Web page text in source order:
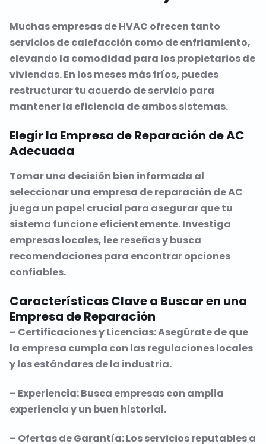
Muchas empresas de HVAC ofrecen tanto
servicios de calefacción como de enfriamiento,
elevando la comodidad para los propietarios de
viviendas. En los meses más fríos, puedes
restructurar tu acuerdo de servicio para
mantener la eficiencia de ambos sistemas.
Elegir la Empresa de Reparación de AC
Adecuada
Tomar una decisión bien informada al
seleccionar una empresa de reparación de AC
juega un papel crucial para asegurar que tu
sistema funcione eficientemente. Investiga
empresas locales, lee reseñas y busca
recomendaciones para encontrar opciones
confiables.
Características Clave a Buscar en una
Empresa de Reparación
– Certificaciones y Licencias: Asegúrate de que
la empresa cumpla con las regulaciones locales
y los estándares de la industria.
– Experiencia: Busca empresas con amplia
experiencia y un buen historial.
– Ofertas de Garantía: Los servicios reputables a